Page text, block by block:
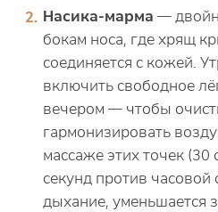
Насика-марма —
бокам носа, где хрящ
соединяется с кожей.
включить свободное
вечером — чтобы
гармонизировать
массаже этих точек (30
секунд против часовой
дыхание, уменьшается